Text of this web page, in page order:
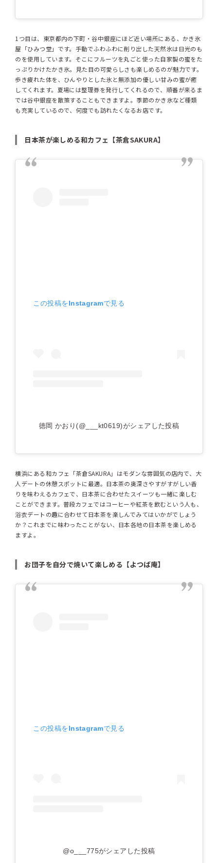
1つ目は、東京都内の下町・谷中銀座にほど近い場所にある、かき氷
屋「ひみつ堂」です。手動でふわふわに削り出した天然氷は日光のも
のを使用しています。そこにフルーツを丸ごと使った自家製の蜜をた
っぷりかけたかき氷。見た目の可愛らしさも楽しめるのが魅力です。
歩き疲れた体を、ひんやりとした氷と無添加の優しい甘みの蜜が癒
してくれます。夏場には整理券を発行してくれるので、順番が来るま
では谷中銀座を散策することもできますよ。季節のかき氷など種類
も充実しているので、何度でも訪れたくなるお店です。
日本茶が楽しめる和カフェ【茶倉SAKURA】
この投稿をInstagramで見る
徳岡 かおり(@___kt0619)がシェアした投稿
横浜にある和カフェ「茶倉SAKURA」はモダンな雰囲気の店内で、大
人デートの休憩スポットに最適。日本茶の奥深さやすがすがしい香
りを味わえるカフェで、日本茶に合わせたスイーツも一緒に楽しむ
ことができます。普段カフェではコーヒーや紅茶を飲むという人も、
浴衣デートの趣に合わせて日本茶を楽しんでみてはいかがでしょう
か？これまでに味わったことがない、日本各地の日本茶を楽しめる
ますよ。
お団子を自分で焼いて楽しめる【よつば庵】
この投稿をInstagramで見る
@o___775がシェアした投稿